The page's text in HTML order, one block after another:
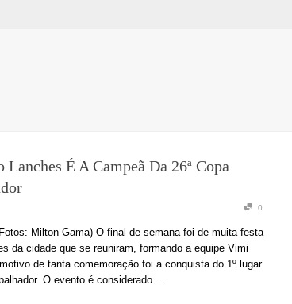
É A Campeã Da 26ª Copa
0
Milton Gama) O final de semana foi de muita festa
da cidade que se reuniram, formando a equipe Vimi
de tanta comemoração foi a conquista do 1º lugar
O evento é considerado …